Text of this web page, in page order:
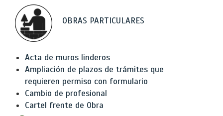
OBRAS PARTICULARES
Acta de muros linderos
Ampliación de plazos de trámites que
requieren permiso con formulario
Cambio de profesional
Cartel frente de Obra